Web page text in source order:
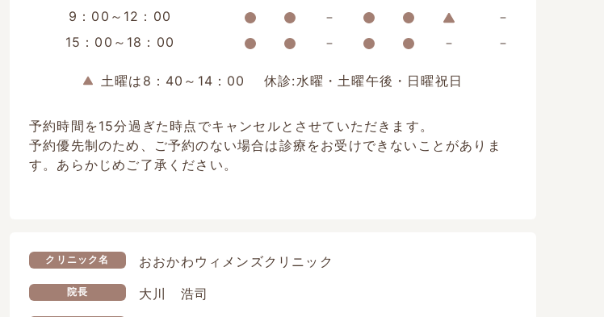
土曜は8：40～14：00 休診:水曜・土曜午後・日曜祝日
9：00～12：00
15：00～18：00
予約時間を15分過ぎた時点でキャンセルとさせていただきます。
予約優先制のため、ご予約のない場合は診療をお受けできないことがありま
す。あらかじめご了承ください。
クリニック名 おおかわウィメンズクリニック
院長 大川 浩司